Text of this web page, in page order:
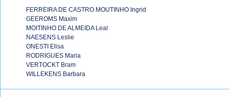
FERREIRA DE CASTRO MOUTINHO Ingrid
GEEROMS Maxim
MOITINHO DE ALMEIDA Leal
NAESENS Leslie
ONESTI Elisa
RODRIGUES Maria
VERTOCKT Bram
WILLEKENS Barbara